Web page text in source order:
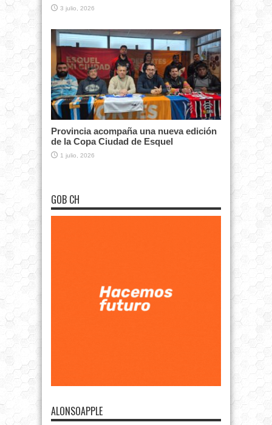
3 julio, 2026
Provincia acompaña una nueva edición
de la Copa Ciudad de Esquel
1 julio, 2026
GOB CH
ALONSOAPPLE